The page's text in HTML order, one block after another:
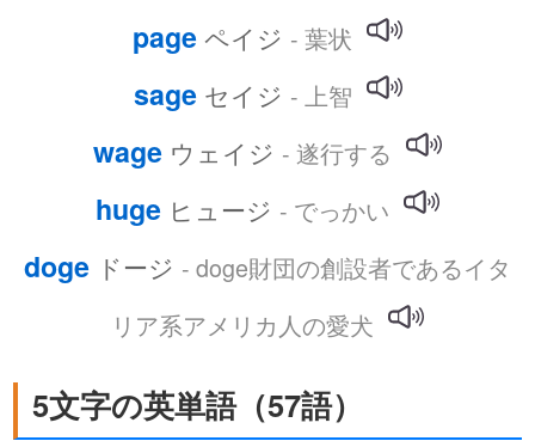
page ペイジ - 葉状
sage セイジ - 上智
wage ウェイジ - 遂行する
huge ヒュージ - でっかい
doge ドージ - doge財団の創設者であるイタ
リア系アメリカ人の愛犬
5文字の英単語（57語）